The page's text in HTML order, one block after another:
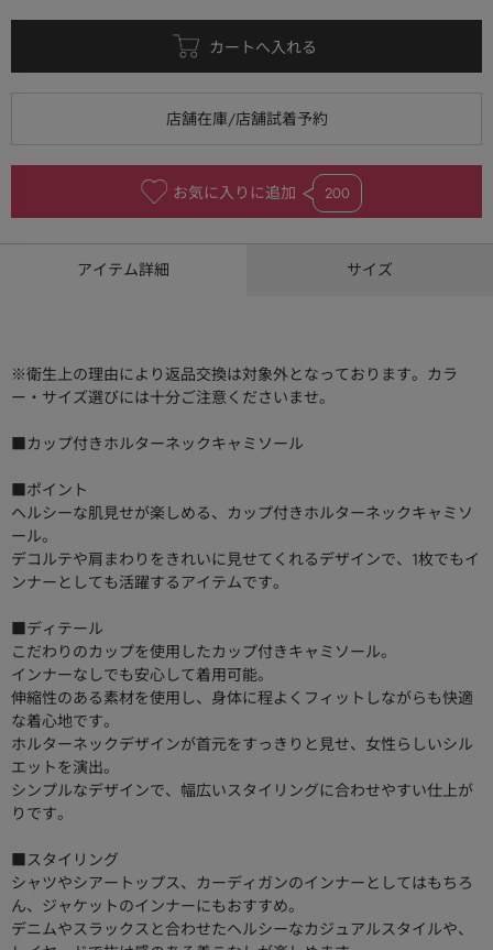
お気に入りに追加 200
アイテム詳細 サイズ
※衛生上の理由により返品交換は対象外となっております。カラ
ー・サイズ選びには十分ご注意くださいませ。
■カップ付きホルターネックキャミソール
■ポイント
ヘルシーな肌見せが楽しめる、カップ付きホルターネックキャミソ
ール。
デコルテや肩まわりをきれいに見せてくれるデザインで、1枚でもイ
ンナーとしても活躍するアイテムです。
■ディテール
こだわりのカップを使用したカップ付きキャミソール。
インナーなしでも安心して着用可能。
伸縮性のある素材を使用し、身体に程よくフィットしながらも快適
な着心地です。
ホルターネックデザインが首元をすっきりと見せ、女性らしいシル
エットを演出。
シンプルなデザインで、幅広いスタイリングに合わせやすい仕上が
りです。
■スタイリング
シャツやシアートップス、カーディガンのインナーとしてはもちろ
ん、ジャケットのインナーにもおすすめ。
デニムやスラックスと合わせたヘルシーなカジュアルスタイルや、